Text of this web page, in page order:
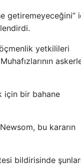
getiremeyeceğini”
yetkilileri
için bir bahane
bu kararın
bildirisinde